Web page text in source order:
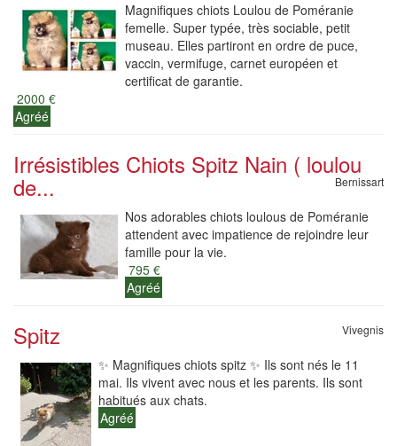
Magnifiques chiots Loulou de Poméranie
femelle. Super typée, très sociable, petit
museau. Elles partiront en ordre de puce,
vaccin, vermifuge, carnet européen et
certificat de garantie.
2000 €
Agréé
Irrésistibles Chiots Spitz Nain ( loulou
de... Bernissart
Nos adorables chiots loulous de Poméranie
attendent avec impatience de rejoindre leur
famille pour la vie.
795 €
Agréé
Spitz Vivegnis
✨ Magnifiques chiots spitz ✨ Ils sont nés le 11
mai. Ils vivent avec nous et les parents. Ils sont
habitués aux chats.
Agréé